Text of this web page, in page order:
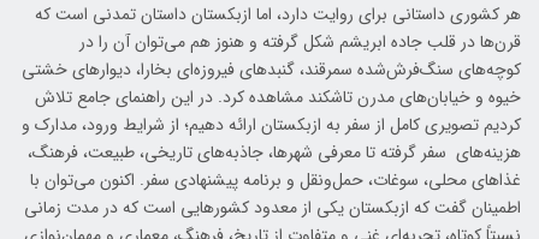
هر کشوری داستانی برای روایت دارد، اما ازبکستان داستان تمدنی است که
قرن‌ها در قلب جاده ابریشم شکل گرفته و هنوز هم می‌توان آن را در
کوچه‌های سنگ‌فرش‌شده سمرقند، گنبدهای فیروزه‌ای بخارا، دیوارهای خشتی
خیوه و خیابان‌های مدرن تاشکند مشاهده کرد. در این راهنمای جامع تلاش
کردیم تصویری کامل از سفر به ازبکستان ارائه دهیم؛ از شرایط ورود، مدارک و
هزینه‌های سفر گرفته تا معرفی شهرها، جاذبه‌های تاریخی، طبیعت، فرهنگ،
غذاهای محلی، سوغات، حمل‌ونقل و برنامه پیشنهادی سفر. اکنون می‌توان با
اطمینان گفت که ازبکستان یکی از معدود کشورهایی است که در مدت زمانی